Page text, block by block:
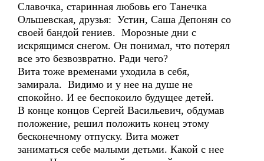
Славочка, старинная любовь его Танечка
Ольшевская, друзья: Устин, Саша Депонян со
своей бандой гениев. Морозные дни с
искрящимся снегом. Он понимал, что потерял
все это безвозвратно. Ради чего?
Вита тоже временами уходила в себя,
замирала. Видимо и у нее на душе не
спокойно. И ее беспокоило будущее детей.
В конце концов Сергей Васильевич, обдумав
положение, решил положить конец этому
бесконечному отпуску. Вита может
заниматься себе малыми детьми. Какой с нее